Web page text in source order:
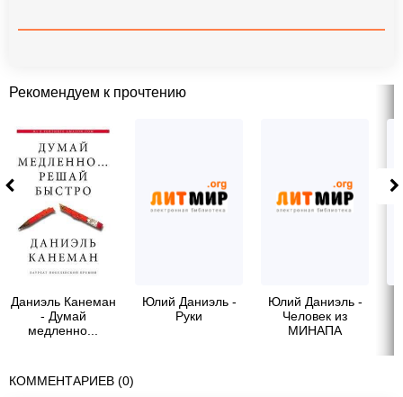
Рекомендуем к прочтению
Даниэль Канеман
- Думай
медленно...
Юлий Даниэль -
Руки
Юлий Даниэль -
Человек из
МИНАПА
КОММЕНТАРИЕВ (0)